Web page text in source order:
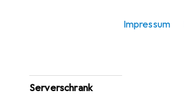
Impressum
Serverschrank